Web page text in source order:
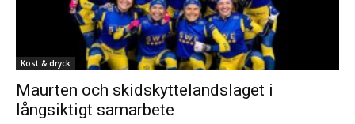
Kost & dryck
Maurten och skidskyttelandslaget i
långsiktigt samarbete